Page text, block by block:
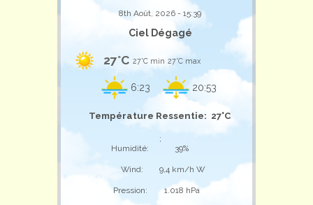
8th Août, 2026 - 15:39
Ciel Dégagé
27°C 27°C min 27°C max
6:23 20:53
Température Ressentie: 27°C
;
Humidité:
39%
Wind: 9,4 km/h W
Pression: 1.018 hPa